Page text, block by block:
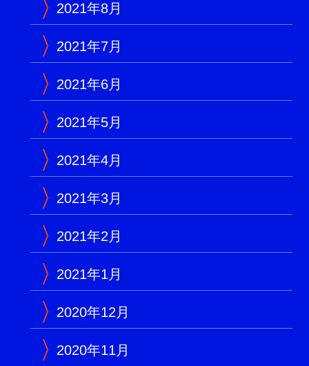
2021年8月
2021年7月
2021年6月
2021年5月
2021年4月
2021年3月
2021年2月
2021年1月
2020年12月
2020年11月